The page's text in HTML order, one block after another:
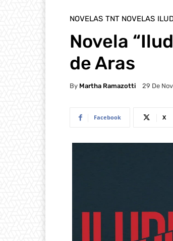
NOVELAS TNT NOVELAS
Novela
de Aras
By Martha Ramazotti 29 De
Facebook X